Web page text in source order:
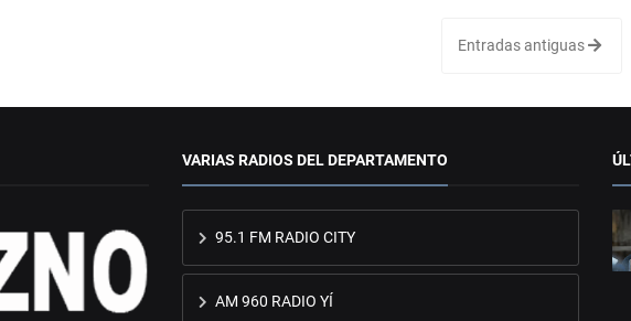
Entradas antiguas
VARIAS RADIOS DEL DEPARTAMENTO
95.1 FM RADIO CITY
AM 960 RADIO YÍ